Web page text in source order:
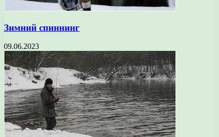
Зимний спиннинг
09.06.2023